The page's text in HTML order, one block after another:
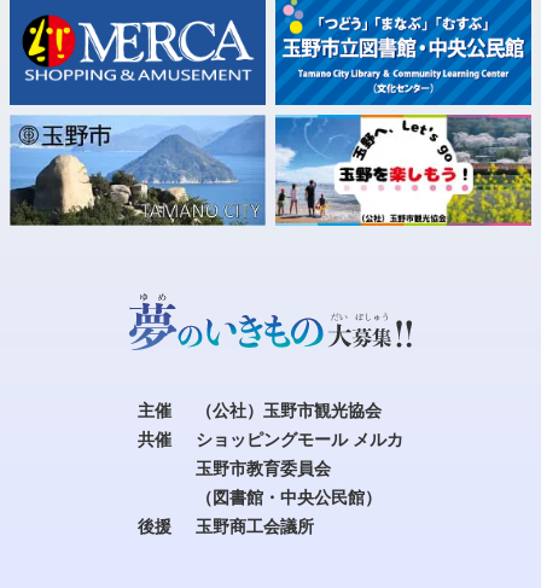
主催
（公社）玉野市観光協会
共催
ショッピングモール メルカ
玉野市教育委員会
（図書館・中央公民館）
後援
玉野商工会議所